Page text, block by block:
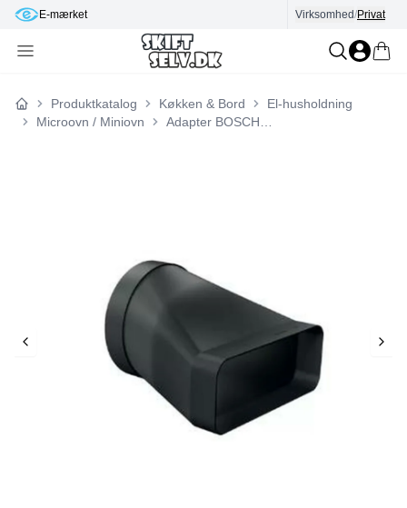
E-mærket 90 dages returret
Virksomhed/Privat
Forside
Produktkatalog Køkken & Bord
El-husholdning
Microovn / Miniovn